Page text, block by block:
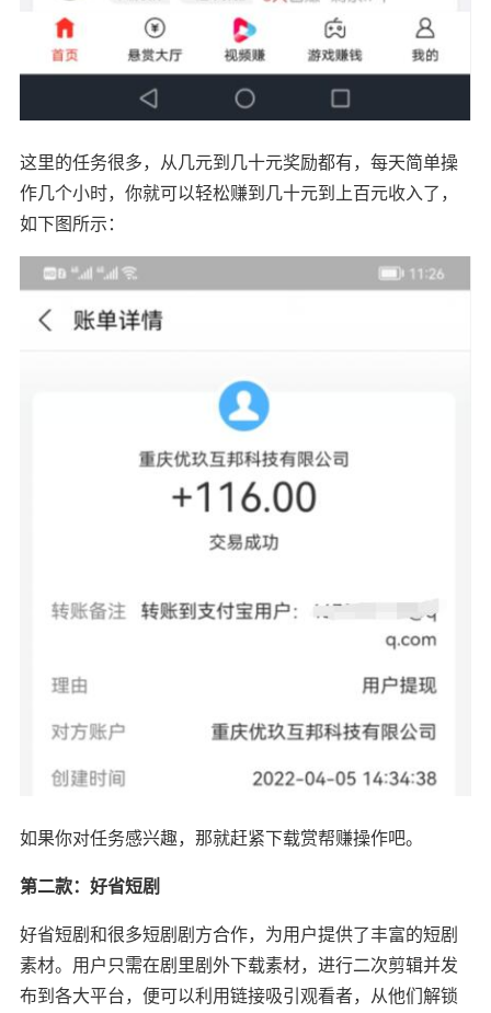
这里的任务很多，从几元到几十元奖励都有，每天简单操
作几个小时，你就可以轻松赚到几十元到上百元收入了，
如下图所示：
如果你对任务感兴趣，那就赶紧下载赏帮赚操作吧。
第二款：好省短剧
好省短剧和很多短剧剧方合作，为用户提供了丰富的短剧
素材。用户只需在剧里剧外下载素材，进行二次剪辑并发
布到各大平台，便可以利用链接吸引观看者，从他们解锁